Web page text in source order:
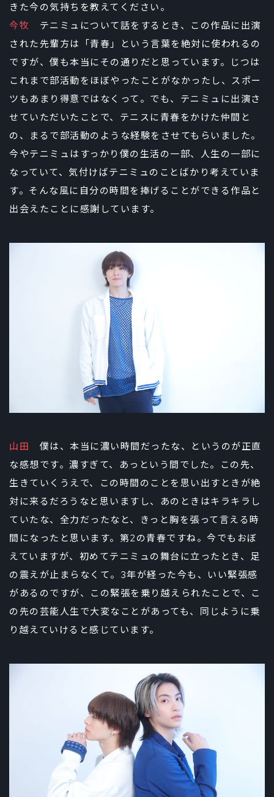
きた今の気持ちを教えてください。
今牧 テニミュについて話をするとき、この作品に出演
された先輩方は「青春」という言葉を絶対に使われるの
ですが、僕も本当にその通りだと思っています。じつは
これまで部活動をほぼやったことがなかったし、スポー
ツもあまり得意ではなくって。でも、テニミュに出演さ
せていただいたことで、テニスに青春をかけた仲間と
の、まるで部活動のような経験をさせてもらいました。
今やテニミュはすっかり僕の生活の一部、人生の一部に
なっていて、気付けばテニミュのことばかり考えていま
す。そんな風に自分の時間を捧げることができる作品と
出会えたことに感謝しています。
山田 僕は、本当に濃い時間だったな、というのが正直
な感想です。濃すぎて、あっという間でした。この先、
生きていくうえで、この時間のことを思い出すときが絶
対に来るだろうなと思いますし、あのときはキラキラし
ていたな、全力だったなと、きっと胸を張って言える時
間になったと思います。第2の青春ですね。今でもおぼ
えていますが、初めてテニミュの舞台に立ったとき、足
の震えが止まらなくて。3年が経った今も、いい緊張感
があるのですが、この緊張を乗り越えられたことで、こ
の先の芸能人生で大変なことがあっても、同じように乗
り越えていけると感じています。